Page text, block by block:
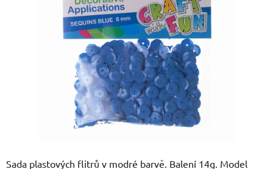
Sada plastových flitrů v modré barvě. Balení 14g. Model